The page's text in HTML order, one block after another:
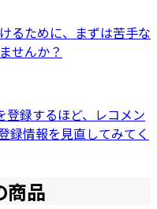
るために、まずは苦手な
せんか？
録するほど、レコメン
録情報を見直してみてく
商品